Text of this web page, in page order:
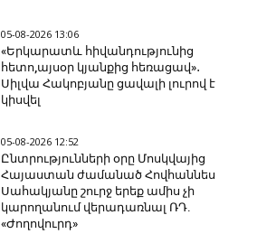
05-08-2026 13:06
«Երկարատև հիվանդությունից
հետո,այսօր կյանքից հեռացավ»․
Սիլվա Հակոբյանը ցավալի լուրով է
կիսվել
05-08-2026 12:52
Ընտրությունների օրը Մոսկվայից
Հայաստան ժամանած Հովհաննես
Սահակյանը շուրջ երեք ամիս չի
կարողանում վերադառնալ ՌԴ.
«Ժողովուրդ»